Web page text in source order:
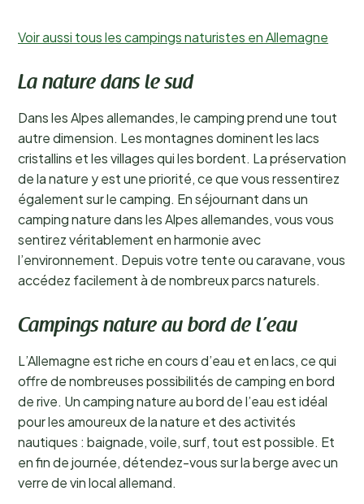
Voir aussi tous les campings naturistes en Allemagne
La nature dans le sud
Dans les Alpes allemandes, le camping prend une tout
autre dimension. Les montagnes dominent les lacs
cristallins et les villages qui les bordent. La préservation
de la nature y est une priorité, ce que vous ressentirez
également sur le camping. En séjournant dans un
camping nature dans les Alpes allemandes, vous vous
sentirez véritablement en harmonie avec
l’environnement. Depuis votre tente ou caravane, vous
accédez facilement à de nombreux parcs naturels.
Campings nature au bord de l’eau
L’Allemagne est riche en cours d’eau et en lacs, ce qui
offre de nombreuses possibilités de camping en bord
de rive. Un camping nature au bord de l’eau est idéal
pour les amoureux de la nature et des activités
nautiques : baignade, voile, surf, tout est possible. Et
en fin de journée, détendez-vous sur la berge avec un
verre de vin local allemand.